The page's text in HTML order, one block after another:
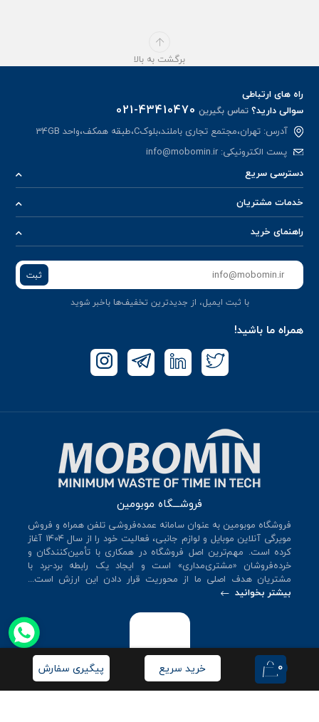
برگشت به بالا
راه های ارتباطی
سوالی دارید؟تماس بگیرین 021-43410470
آدرس: تهران،مجتمع تجاری باملند،بلوکC،طبقه همکف،واحد 34GB
پست الکترونیکی:info@mobomin.ir
دسترسی سریع
خدمات مشتریان
راهنمای خرید
ثبت
با ثبت ایمیل، از جدید‌ترین تخفیف‌ها با‌خبر شوید
همراه ما باشید!
فروشـــگاه موبومین
فروشگاه موبومین به عنوان سامانه عمده‌فروشی تلفن همراه و فروش
مویرگی آنلاین موبایل و لوازم جانبی، فعالیت خود را از سال 140۴ آغاز
کرده است. مهم‌ترین اصل فروشگاه در همکاری با تأمین‌کنندگان و
خرده‌فروشان «مشتری‌مداری» است و ایجاد یک رابطه برد-برد با
مشتریان هدف اصلی ما از محوریت قرار دادن این ارزش است...
بیشتر بخوانید
0 خرید سریع پیگیری سفارش